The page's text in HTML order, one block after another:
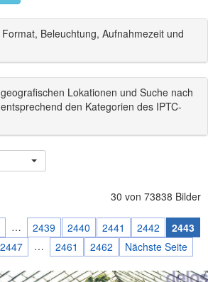
Beleuchtung, Aufnahmezeit und
Lokationen und Suche nach
den Kategorien des IPTC-
30 von 73838 Bilder
… 2439 2440 2441 2442
2443
2447 … 2461 2462 Nächste Seite